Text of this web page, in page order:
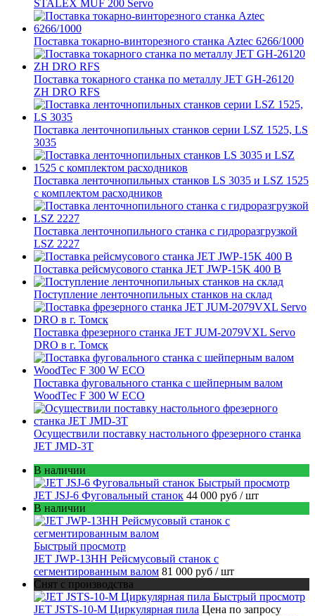
STALEX MUF 200 Servo
Поставка токарно-винторезного станка Aztec 6266/1000
Поставка токарного станка по металлу JET GH-26120
ZH DRO RFS
Поставка ленточнопильных станков серии LSZ 1525, LS
3035
Поставка ленточнопильных станков LS 3035 и LSZ 1525
с комплектом расходников
Поставка ленточнопильного станка c гидроразгрузкой
LSZ 2227
Поставка рейсмусового станка JET JWP-15K 400 В
Поступление ленточнопильных станков на склад
Поставка фрезерного станка JET JUM-2079VXL Servo
DRO в г. Томск
Поставка фуговального станка с шейперным валом
WoodTec F 300 W ECO
Осуществили поставку настольного фрезерного станка
JET JMD-3T
В наличии
Быстрый просмотр
JET JSJ-6 Фуговальный станок 44 000 руб / шт
В наличии
Быстрый просмотр
JET JWP-13HH Рейсмусовый станок с
сегментированным валом 81 000 руб / шт
Снят с производства
Быстрый просмотр
JET JSTS-10-M Циркулярная пила Цена по запросу